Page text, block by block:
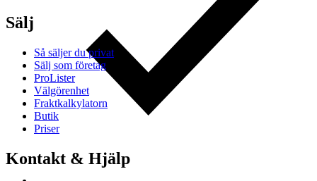
Sälj
Så säljer du privat
Sälj som företag
ProLister
Välgörenhet
Fraktkalkylatorn
Butik
Priser
Kontakt & Hjälp